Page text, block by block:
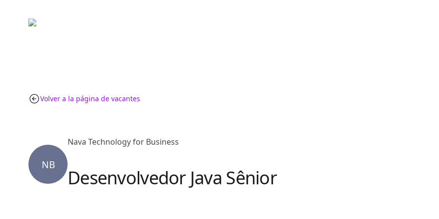
Volver a la página de vacantes
NB
Nava Technology for Business
Desenvolvedor Java Sênior